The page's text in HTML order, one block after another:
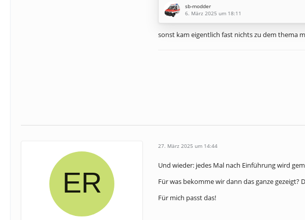
sb-modder
6. März 2025 um 18:11
sonst kam eigentlich fast nichts zu dem thema
27. März 2025 um 14:44
Und wieder: jedes Mal nach Einführung wird
Für was bekomme wir dann das ganze
Für mich passt das!